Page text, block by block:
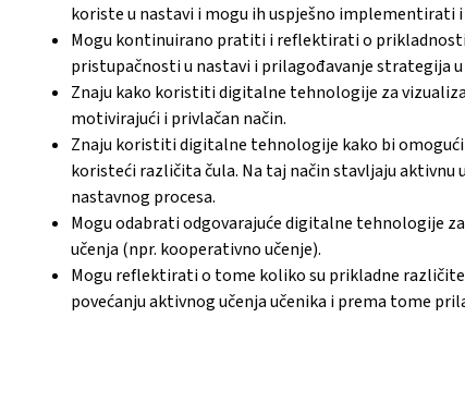
koriste u nastavi i mogu ih uspješno implementirati
Mogu kontinuirano pratiti i reflektirati o
pristupačnosti u nastavi i prilagođavanje strategija u
Znaju kako koristiti digitalne tehnologije za
motivirajući i privlačan način.
Znaju koristiti digitalne tehnologije kako bi
koristeći različita čula. Na taj način stavljaju
nastavnog procesa.
Mogu odabrati odgovarajuće digitalne tehnologije
učenja (npr. kooperativno učenje).
Mogu reflektirati o tome koliko su prikladne
povećanju aktivnog učenja učenika i prema tome